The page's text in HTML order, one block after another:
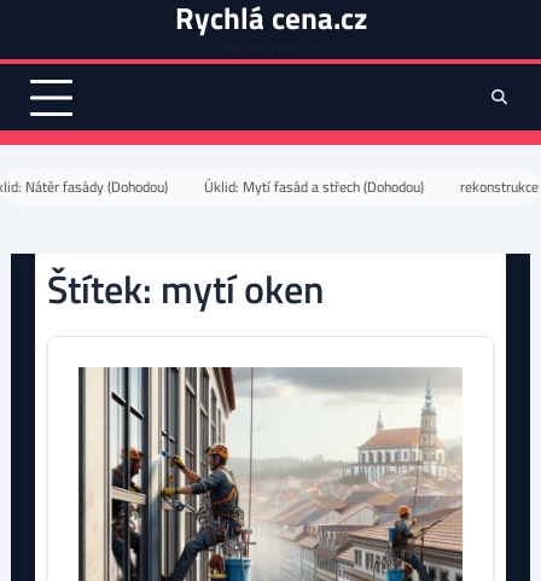
content
Rychlá cena.cz
Nátěr fasády (Dohodou) Úklid: Mytí fasád a střech (Dohodou) rekonstrukce
Štítek: mytí oken